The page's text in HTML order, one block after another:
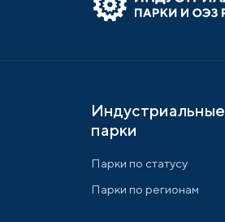
Индустриальные
парки
Парки по статусу
Парки по регионам